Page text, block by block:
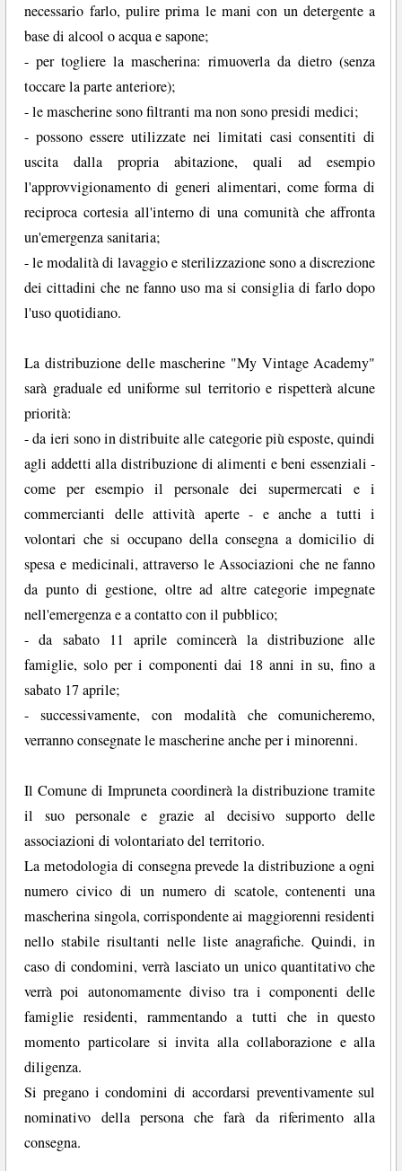
necessario farlo, pulire prima le mani con un detergente a
base di alcool o acqua e sapone;
- per togliere la mascherina: rimuoverla da dietro (senza
toccare la parte anteriore);
- le mascherine sono filtranti ma non sono presidi medici;
- possono essere utilizzate nei limitati casi consentiti di
uscita dalla propria abitazione, quali ad esempio
l'approvvigionamento di generi alimentari, come forma di
reciproca cortesia all'interno di una comunità che affronta
un'emergenza sanitaria;
- le modalità di lavaggio e sterilizzazione sono a discrezione
dei cittadini che ne fanno uso ma si consiglia di farlo dopo
l'uso quotidiano.
La distribuzione delle mascherine "My Vintage Academy"
sarà graduale ed uniforme sul territorio e rispetterà alcune
priorità:
- da ieri sono in distribuite alle categorie più esposte, quindi
agli addetti alla distribuzione di alimenti e beni essenziali -
come per esempio il personale dei supermercati e i
commercianti delle attività aperte - e anche a tutti i
volontari che si occupano della consegna a domicilio di
spesa e medicinali, attraverso le Associazioni che ne fanno
da punto di gestione, oltre ad altre categorie impegnate
nell'emergenza e a contatto con il pubblico;
- da sabato 11 aprile comincerà la distribuzione alle
famiglie, solo per i componenti dai 18 anni in su, fino a
sabato 17 aprile;
- successivamente, con modalità che comunicheremo,
verranno consegnate le mascherine anche per i minorenni.
Il Comune di Impruneta coordinerà la distribuzione tramite
il suo personale e grazie al decisivo supporto delle
associazioni di volontariato del territorio.
La metodologia di consegna prevede la distribuzione a ogni
numero civico di un numero di scatole, contenenti una
mascherina singola, corrispondente ai maggiorenni residenti
nello stabile risultanti nelle liste anagrafiche. Quindi, in
caso di condomini, verrà lasciato un unico quantitativo che
verrà poi autonomamente diviso tra i componenti delle
famiglie residenti, rammentando a tutti che in questo
momento particolare si invita alla collaborazione e alla
diligenza.
Si pregano i condomini di accordarsi preventivamente sul
nominativo della persona che farà da riferimento alla
consegna.